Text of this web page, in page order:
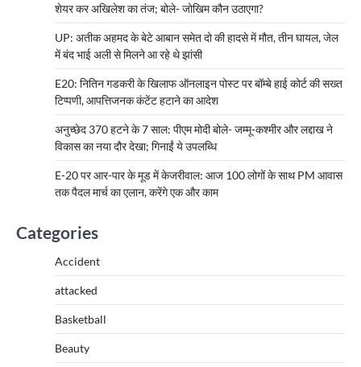
शेयर कर अखिलेश का तंज; बोले- जोखिम कौन उठाएगा?
UP: अतीक अहमद के बेटे आबान समेत दो की हादसे में मौत, तीन घायल, जेल
में बंद भाई अली से मिलने आ रहे थे झांसी
E20: नितिन गडकरी के खिलाफ ऑनलाइन पोस्ट पर बॉम्बे हाई कोर्ट की सख्त
टिप्पणी, आपत्तिजनक कंटेंट हटाने का आदेश
अनुच्छेद 370 हटने के 7 साल: पीएम मोदी बोले- जम्मू-कश्मीर और लद्दाख ने
विकास का नया दौर देखा; गिनाईं ये उपलब्धि
E-20 पर आर-पार के मूड में केजरीवाल: आज 100 लोगों के साथ PM आवास
तक पैदल मार्च का एलान, करेंगे एक और काम
Categories
Accident
attacked
Basketball
Beauty